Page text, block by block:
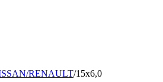
RENAULT/15х6,0